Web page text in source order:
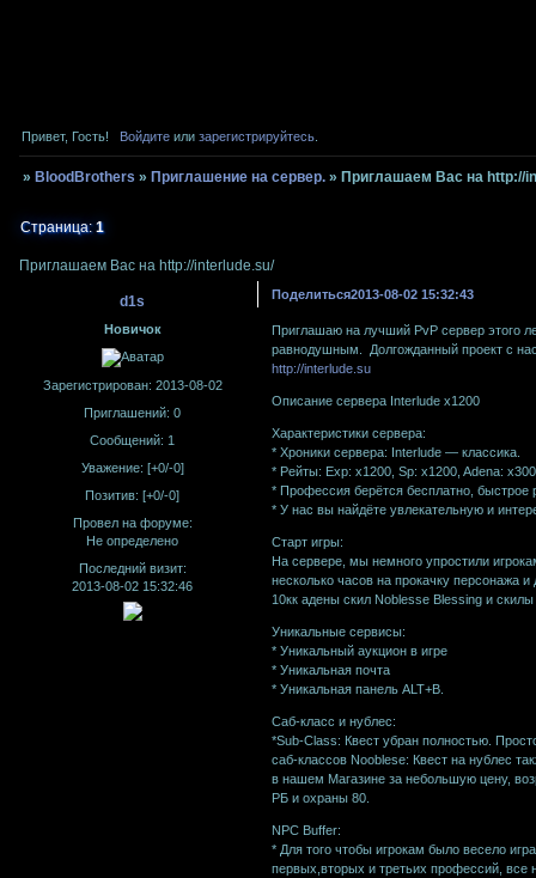
Привет, Гость! Войдитеили зарегистрируйтесь.
» BloodBrothers » Приглашение на сервер. » Приглашаем Вас на http://
Приглашаем Вас на http://interlude.su/
Страница:1
Поделиться2013-08-02 15:32:43
d1s
Новичок
Зарегистрирован: 2013-08-02
Приглашений: 0
Сообщений: 1
Уважение: [+0/-0]
Позитив: [+0/-0]
Провел на форуме:
Не определено
Последний визит:
2013-08-02 15:32:46
Приглашаю на лучший PvP сервер этого
равнодушным. Долгожданный проект с
http://interlude.su
Описание сервера Interlude x1200
Характеристики сервера:
* Хроники сервера: Interlude — классика.
* Рейты: Exp: x1200, Sp: x1200, Adena:
* Профессия берётся бесплатно, быстрое
* У нас вы найдёте увлекательную и
Старт игры:
На сервере, мы немного упростили
несколько часов на прокачку персонажа
10кк адены скил Noblesse Blessing и
Уникальные сервисы:
* Уникальный аукцион в игре
* Уникальная почта
* Уникальная панель ALT+B.
Саб-класс и нублес:
*Sub-Class: Квест убран полностью.
саб-классов Nooblese: Квест на нублес
в нашем Магазине за небольшую цену,
РБ и охраны 80.
NPC Buffer:
* Для того чтобы игрокам было весело
первых,вторых и третьих профессий,